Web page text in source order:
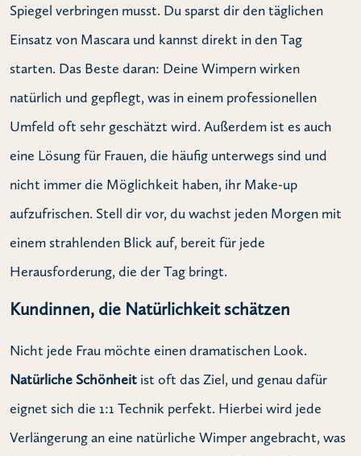
Spiegel verbringen musst. Du sparst dir den täglichen
Einsatz von Mascara und kannst direkt in den Tag
starten. Das Beste daran: Deine Wimpern wirken
natürlich und gepflegt, was in einem professionellen
Umfeld oft sehr geschätzt wird. Außerdem ist es auch
eine Lösung für Frauen, die häufig unterwegs sind und
nicht immer die Möglichkeit haben, ihr Make-up
aufzufrischen. Stell dir vor, du wachst jeden Morgen mit
einem strahlenden Blick auf, bereit für jede
Herausforderung, die der Tag bringt.
Kundinnen, die Natürlichkeit schätzen
Nicht jede Frau möchte einen dramatischen Look.
Natürliche Schönheit ist oft das Ziel, und genau dafür
eignet sich die 1:1 Technik perfekt. Hierbei wird jede
Verlängerung an eine natürliche Wimper angebracht, was